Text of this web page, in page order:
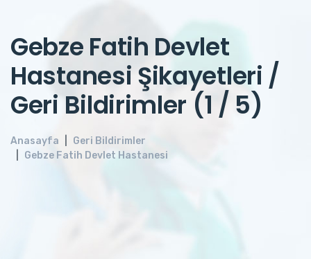
Gebze Fatih Devlet
Hastanesi Şikayetleri /
Geri Bildirimler (1 / 5)
Anasayfa
Geri Bildirimler
Gebze Fatih Devlet Hastanesi